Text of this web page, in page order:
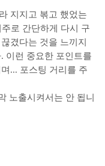
지지고 볶고 했었는
로 간단하게 다시 구
겼다는 것을 느끼지
이런 중요한 포인트를
... 포스팅 거리를 주
노출시켜서는 안 됩니